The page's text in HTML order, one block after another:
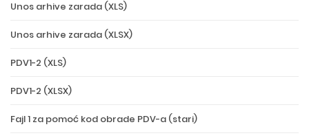
Unos arhive zarada (XLS)
Unos arhive zarada (XLSX)
PDV1-2 (XLS)
PDV1-2 (XLSX)
Fajl 1 za pomoć kod obrade PDV-a (stari)